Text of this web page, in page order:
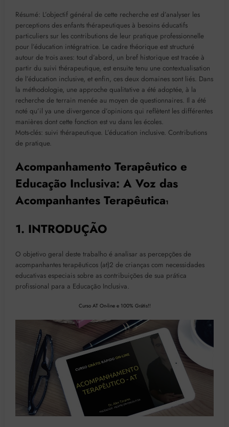
Résumé: L’objectif général de cette recherche est d’analyser les
perceptions des enfants thérapeutiques à besoins éducatifs
particuliers sur les contributions de leur pratique professionnelle
pour l’éducation intégratrice. Le cadre théorique est structuré
autour de trois axes: tout d’abord, un bref historique est tracée à
partir du suivi thérapeutique, est ensuite tenu une contextualisation
de l’éducation inclusive, et enfin, ces deux domaines sont liés. Dans
la méthodologie, une approche qualitative a été adoptée, à la
recherche de terrain menée au moyen de questionnaires. Il a été
noté qu’il ya une divergence d’opinions qui reflètent les différentes
manières dont cette fonction est vu dans les écoles.
Mots-clés: suivi thérapeutique. L’éducation inclusive. Contributions
de pratique.
Acompanhamento Terapêutico e
Educação Inclusiva: A Voz das
Acompanhantes Terapêutica1
1. INTRODUÇÃO
O objetivo geral deste trabalho é analisar as percepções de
acompanhantes terapêuticos (at)2 de crianças com necessidades
educativas especiais sobre as contribuições de sua prática
profissional para a Educação Inclusiva.
Curso AT On-line e 100% Grátis!!